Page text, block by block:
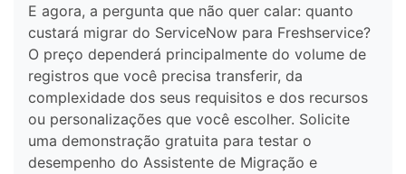
E agora, a pergunta que não quer calar: quanto
custará migrar do ServiceNow para Freshservice?
O preço dependerá principalmente do volume de
registros que você precisa transferir, da
complexidade dos seus requisitos e dos recursos
ou personalizações que você escolher. Solicite
uma demonstração gratuita para testar o
desempenho do Assistente de Migração e